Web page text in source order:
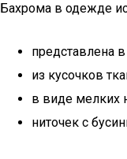
Бахрома в одежде
представлена
из кусочков
в виде мелких
ниточек с